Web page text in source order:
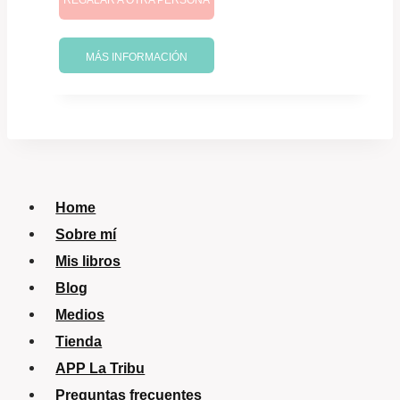
era:
47,06 B/..
MÁS INFORMACIÓN
Home
Sobre mí
Mis libros
Blog
Medios
Tienda
APP La Tribu
Preguntas frecuentes